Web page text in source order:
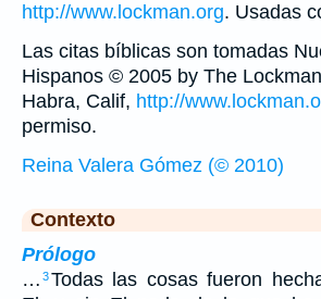
http://www.lockman.org. Usadas
Las citas bíblicas son tomadas
Hispanos © 2005 by The
Habra, Calif, http://
permiso.
Reina Valera Gómez (© 2010)
Contexto
Prólogo
… 3Todas las cosas fueron